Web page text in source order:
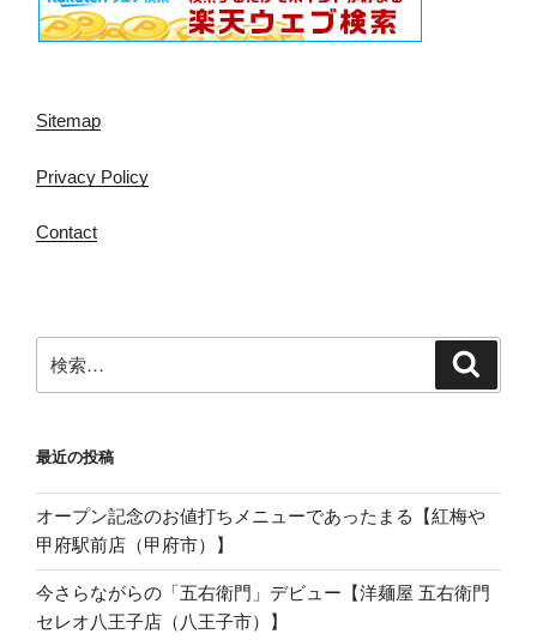
Sitemap
Privacy Policy
Contact
索:
最近の投稿
オープン記念のお値打ちメニューであったまる【紅梅や
甲府駅前店（甲府市）】
今さらながらの「五右衛門」デビュー【洋麺屋 五右衛門
セレオ八王子店（八王子市）】